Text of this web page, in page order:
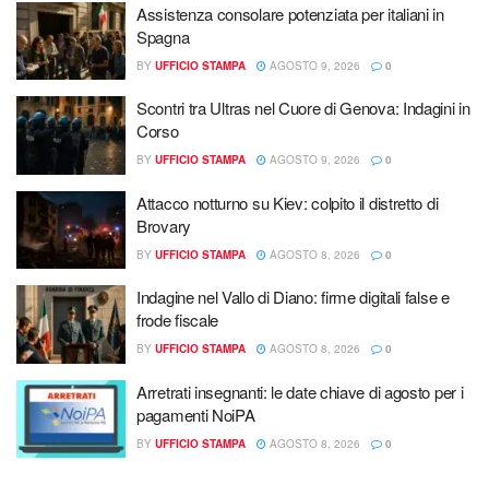
Assistenza consolare potenziata per italiani in
Spagna
BY UFFICIO STAMPA AGOSTO 9, 2026 0
Scontri tra Ultras nel Cuore di Genova: Indagini in
Corso
BY UFFICIO STAMPA AGOSTO 9, 2026 0
Attacco notturno su Kiev: colpito il distretto di
Brovary
BY UFFICIO STAMPA AGOSTO 8, 2026 0
Indagine nel Vallo di Diano: firme digitali false e
frode fiscale
BY UFFICIO STAMPA AGOSTO 8, 2026 0
Arretrati insegnanti: le date chiave di agosto per i
pagamenti NoiPA
BY UFFICIO STAMPA AGOSTO 8, 2026 0